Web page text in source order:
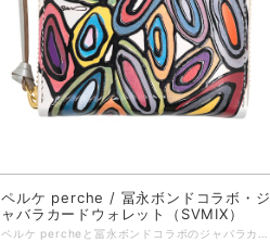
ペルケ perche / 冨永ボンドコラボ・ジ
ャバラカードウォレット（SVMIX）